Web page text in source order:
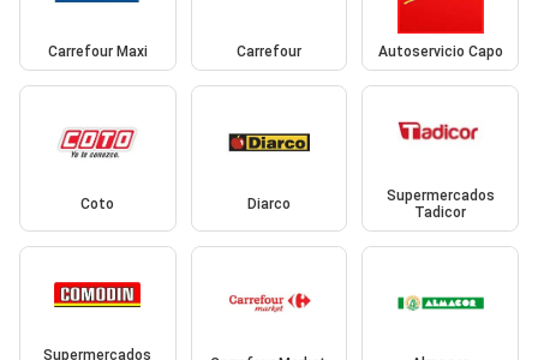
Carrefour Maxi Carrefour Autoservicio Capo
Coto Diarco
Supermercados
Tadicor
Supermercados